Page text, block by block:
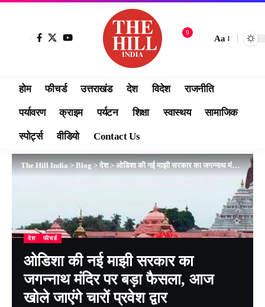
9
Aa
होम फीचर्ड उत्तराखंड देश विदेश राजनीति
पर्यावरण क्राइम पर्यटन शिक्षा स्वास्थय सामाजिक
स्पोर्ट्स वीडियो Contact Us
The Hill India>Blog>देश>ओडिशा की नई माझी सरकार का जगन्नाथ मंदिर पर बड़ा फैसला, आज खोले जाएंगे चारों प्रवेश द्वार
देश फीचर्ड
ओडिशा की नई माझी सरकार का
जगन्नाथ मंदिर पर बड़ा फैसला, आज
खोले जाएंगे चारों प्रवेश द्वार